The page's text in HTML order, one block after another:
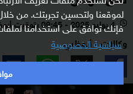
لموقعنا ولتحسين تجربتك. من
فإنك توافق على استخدامنا
سياسية الخصوصية
l 4 يوليو 2025 - 09:45 بتوقيت أبوظبي
وكالات - أبوظبي